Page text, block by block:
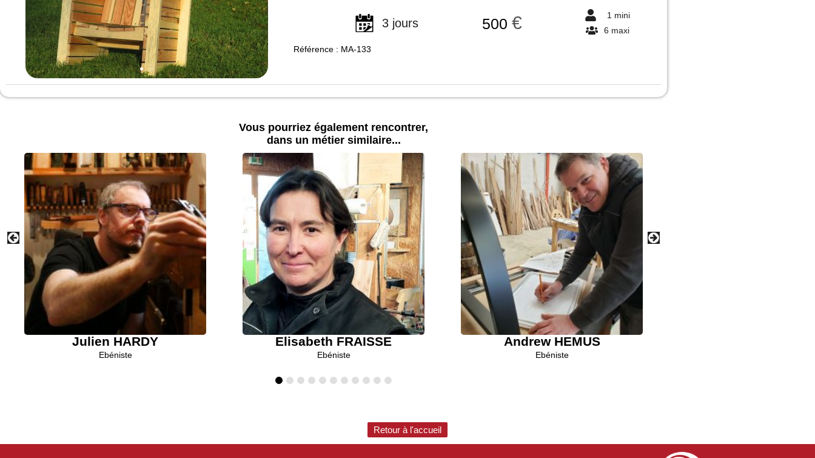
3 jours 500€
1 mini
6 maxi
Référence : MA-133
Vous pourriez également rencontrer,
dans un métier similaire...
Julien HARDY
Ebéniste
Elisabeth FRAISSE
Ebéniste
Andrew HEMUS
Ebéniste
Retour à l'accueil